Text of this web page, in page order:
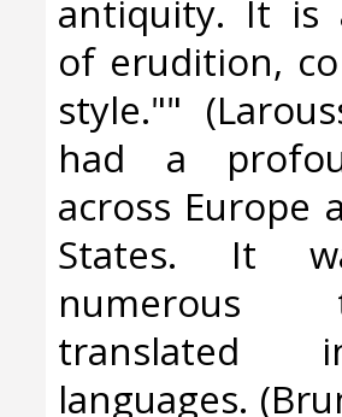
antiquity. It is
of erudition,
style.""
had a
across Europe
States. It
numerous
translated
languages.